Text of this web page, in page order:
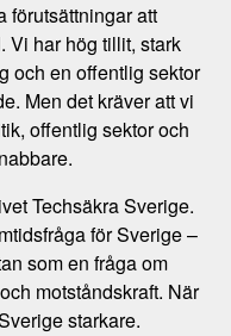
förutsättningar att
Vi har hög tillit, stark
och en offentlig sektor
Men det kräver att vi
offentlig sektor och
Techsäkra Sverige.
för Sverige –
som en fråga om
motståndskraft. När
starkare.